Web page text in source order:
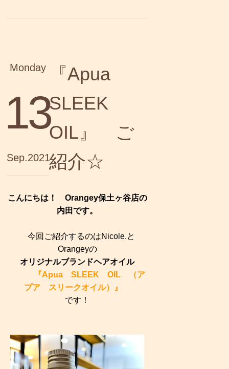
Monday
13
Sep.2021
『Apua
SLEEK
OIL』 ご
紹介☆
こんにちは！ Orangey保土ヶ谷店の
内田です。
今回ご紹介するのはNicole.と
Orangeyの
オリジナルブランドヘアオイル
『Apua SLEEK OIL （ア
プア スリークオイル）』
です！